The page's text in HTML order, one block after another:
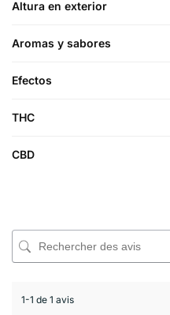
Altura en exterior
Aromas y sabores
Efectos
THC
CBD
1-1 de 1 avis